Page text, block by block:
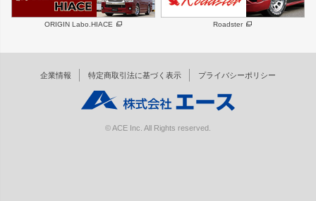
DAYTONA-RS
DAYTONA-RS NEO
エアロシリーズ
RUGGER MODEL
DTM:exclusive
オーバーフェンダー
ワイパーガード
ORIGIN Labo.HIACE Roadster
企業情報 特定商取引法に基づく表示 プライバシーポリシー
© ACE Inc. All Rights reserved.